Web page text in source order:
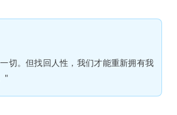
切。但找回人性，我们才能重新拥有我
"